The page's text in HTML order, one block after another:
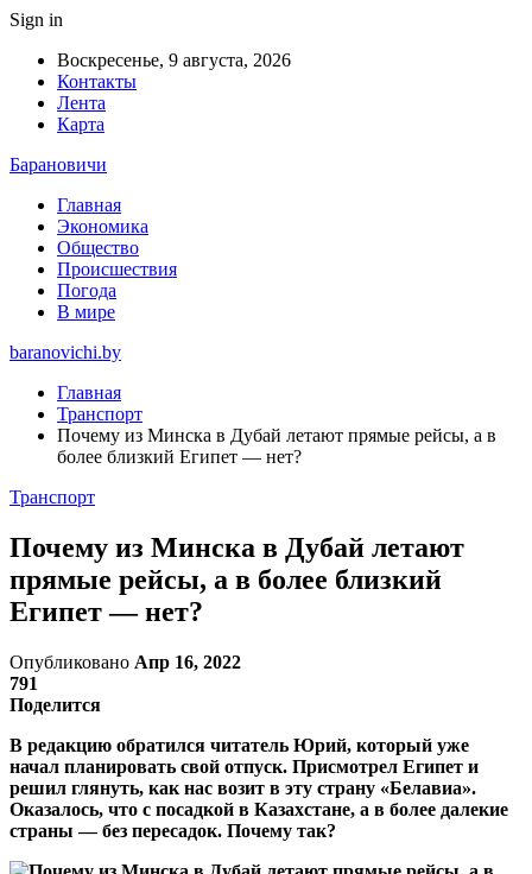
Sign in
Воскресенье, 9 августа, 2026
Контакты
Лента
Карта
Барановичи
Главная
Экономика
Общество
Происшествия
Погода
В мире
baranovichi.by
Главная
Транспорт
Почему из Минска в Дубай летают прямые рейсы, а в
более близкий Египет — нет?
Транспорт
Почему из Минска в Дубай летают
прямые рейсы, а в более близкий
Египет — нет?
Опубликовано Апр 16, 2022
791
Поделится
В редакцию обратился читатель Юрий, который уже
начал планировать свой отпуск. Присмотрел Египет и
решил глянуть, как нас возит в эту страну «Белавиа».
Оказалось, что с посадкой в Казахстане, а в более далекие
страны — без пересадок. Почему так?